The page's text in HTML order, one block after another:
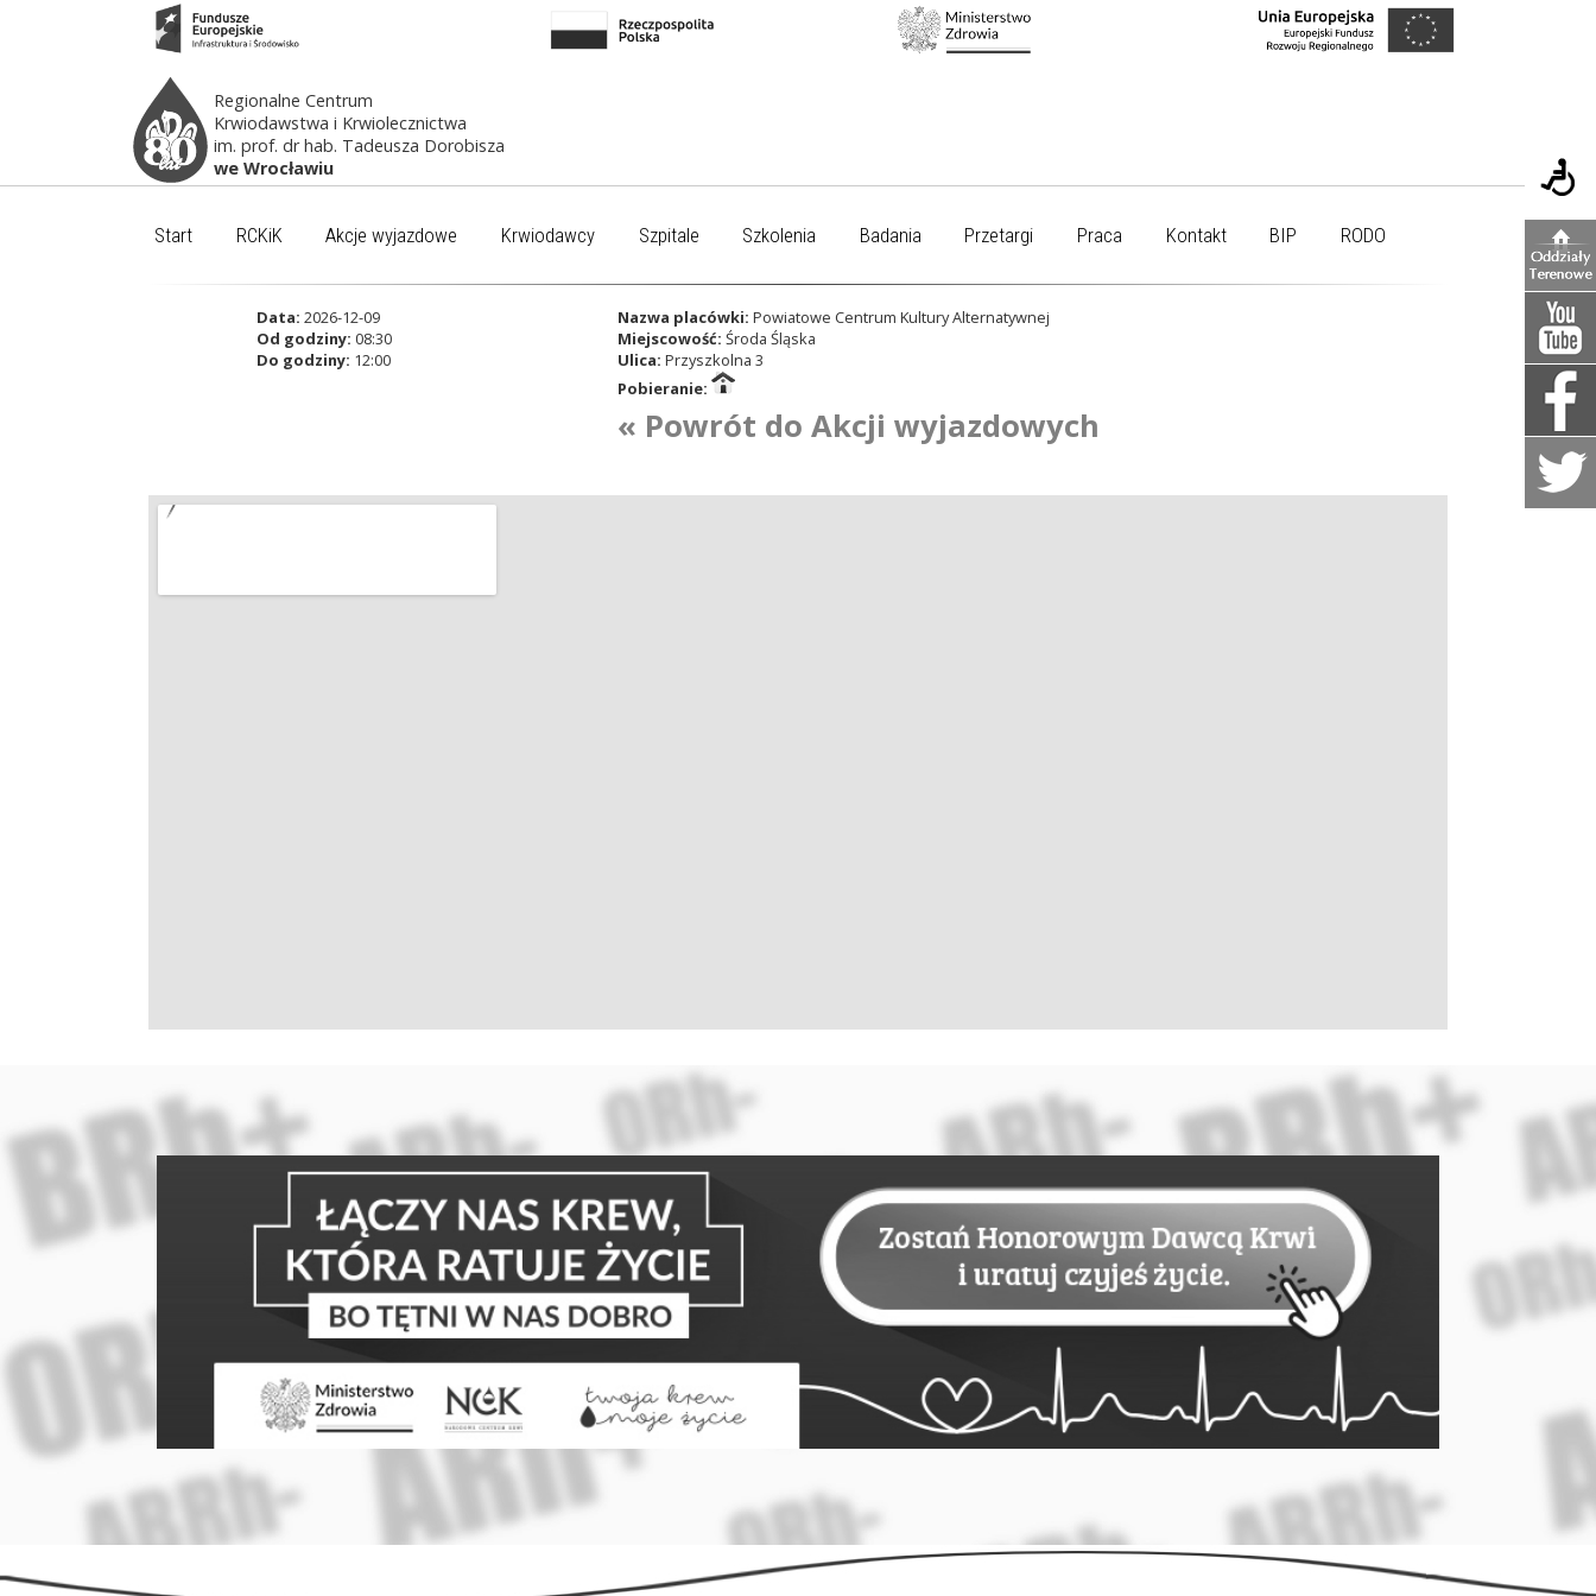
Regionalne Centrum
Krwiodawstwa i Krwiolecznictwa
im. prof. dr hab. Tadeusza Dorobisza
we Wrocławiu
Start RCKiK Akcje wyjazdowe Krwiodawcy Szpitale Szkolenia Badania Przetargi Praca Kontakt BIP RODO
Data: 2026-12-09
Od godziny: 08:30
Do godziny: 12:00
Nazwa placówki: Powiatowe Centrum Kultury Alternatywnej
Miejscowość: Środa Śląska
Ulica: Przyszkolna 3
Pobieranie:
« Powrót do Akcji wyjazdowych